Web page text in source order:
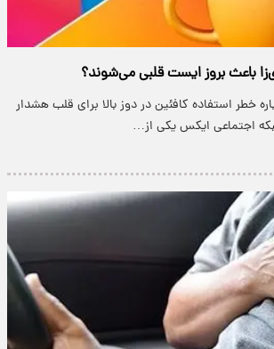
باعث بروز ایست قلبی می‌شوند؟
خطر استفاده کافئین در دوز بالا برای قلب هشدار
اجتماعی ایکس یکی از…